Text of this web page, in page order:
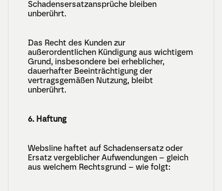
Schadensersatzansprüche bleiben
unberührt.
Das Recht des Kunden zur
außerordentlichen Kündigung aus wichtigem
Grund, insbesondere bei erheblicher,
dauerhafter Beeinträchtigung der
vertragsgemäßen Nutzung, bleibt
unberührt.
6. Haftung
Websline haftet auf Schadensersatz oder
Ersatz vergeblicher Aufwendungen – gleich
aus welchem Rechtsgrund – wie folgt: